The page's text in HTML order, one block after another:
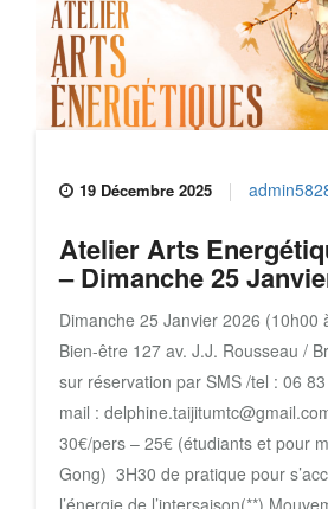
19 Décembre 2025
Atelier Arts
– Dimanche 25
Dimanche 25 Janvier 2026 (10h00
Bien-être 127 av. J.J. Rousseau /
sur réservation par SMS /tel : 06
mail :
30€/pers – 25€ (étudiants et pour
Gong) 3H30 de pratique pour